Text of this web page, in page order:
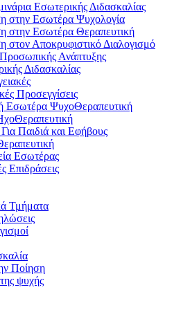
Εσωτερικής Διδασκαλίας
στην Εσωτέρα Ψυχολογία
στην Εσωτέρα Θεραπευτική
στον Αποκρυφιστικό Διαλογισμό
Ανάπτυξης
Διδασκαλίας
Προσεγγίσεις
Εσωτέρα ΨυχοΘεραπευτική
Παιδιά και Εφήβους
Εσωτέρας
Επιδράσεις
Τμήματα
Ποίηση
ψυχής